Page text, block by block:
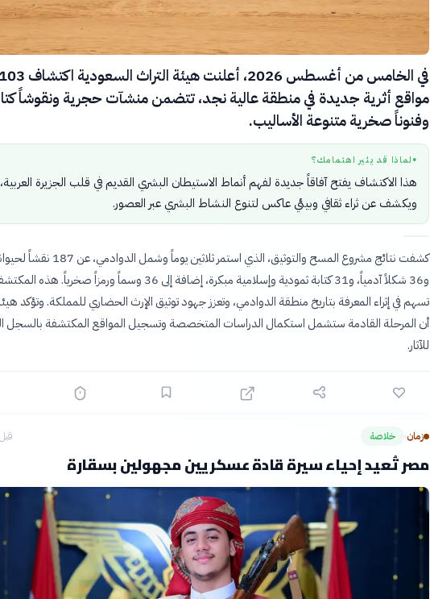
في الخامس من أغسطس 2026، أعلنت هيئة التراث
مواقع أثرية جديدة في منطقة عالية نجد، تتضمن منشآت حجرية ونقوشاً
وفنوناً صخرية متنوعة الأساليب.
● لماذا قد يثير اهتمامك؟
هذا الاكتشاف يفتح آفاقاً جديدة لفهم أنماط الاستيطان البشري القديم في قلب الجزيرة العربية،
ويكشف عن ثراء ثقافي وبيئي عاكس لتنوع النشاط البشري عبر العصور.
كشفت نتائج مشروع المسح والتوثيق، الذي استمر ثلاثين يوماً وشمل
و36 شكلاً آدمياً، و31 كتابة ثمودية وإسلامية مبكرة، إضافة إلى 36 وسماً ورمزاً صخرياً.
تسهم في إثراء المعرفة بتاريخ منطقة الدوادمي، وتعزز جهود توثيق الإرث الحضاري للمملكة. وتؤكد
أن المرحلة القادمة ستشمل استكمال الدراسات المتخصصة وتسجيل المواقع المكتشفة بالسجل
للآثار.
زمان› خلاصة قبل 7
مصر تُعيد إحياء سيرة قادة عسكريين مجهولين بسقارة